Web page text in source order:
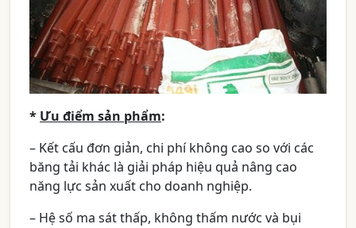
* Ưu điểm sản phẩm:
– Kết cấu đơn giản, chi phí không cao so với các
băng tải khác là giải pháp hiệu quả nâng cao
năng lực sản xuất cho doanh nghiệp.
– Hệ số ma sát thấp, không thấm nước và bụi